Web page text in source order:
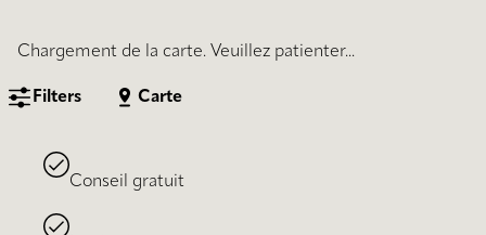
Chargement de la carte. Veuillez patienter...
Filters Carte
Conseil gratuit